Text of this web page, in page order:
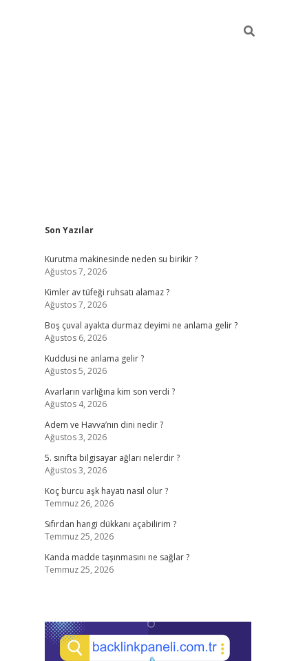
Sidebar
Son Yazılar
Kurutma makinesinde neden su birikir ?
Ağustos 7, 2026
Kimler av tüfeği ruhsatı alamaz ?
Ağustos 7, 2026
Boş çuval ayakta durmaz deyimi ne anlama gelir ?
Ağustos 6, 2026
Kuddusi ne anlama gelir ?
Ağustos 5, 2026
Avarların varlığına kim son verdi ?
Ağustos 4, 2026
Adem ve Havva’nın dini nedir ?
Ağustos 3, 2026
5. sınıfta bilgisayar ağları nelerdir ?
Ağustos 3, 2026
Koç burcu aşk hayatı nasıl olur ?
Temmuz 26, 2026
Sıfırdan hangi dükkanı açabilirim ?
Temmuz 25, 2026
Kanda madde taşınmasını ne sağlar ?
Temmuz 25, 2026